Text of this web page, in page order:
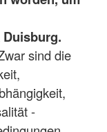
sind die
-